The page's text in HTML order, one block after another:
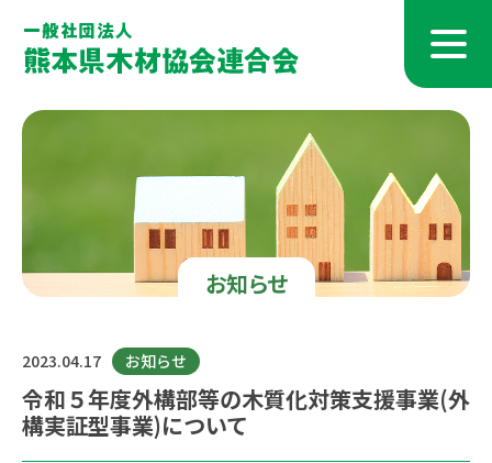
お知らせ
2023.04.17 お知らせ
令和５年度外構部等の木質化対策支援事業(外
構実証型事業)について